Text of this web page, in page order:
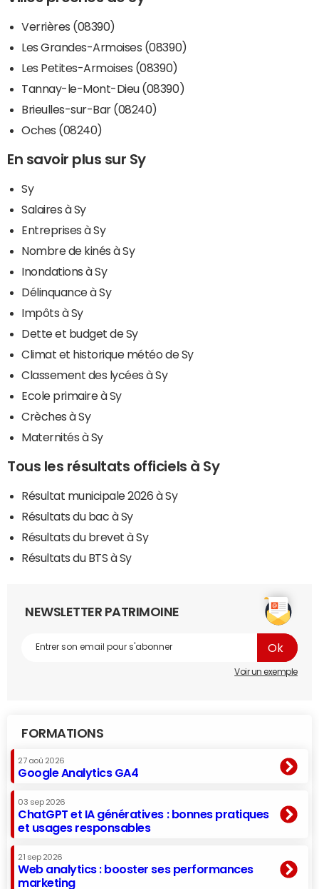
Verrières (08390)
Les Grandes-Armoises (08390)
Les Petites-Armoises (08390)
Tannay-le-Mont-Dieu (08390)
Brieulles-sur-Bar (08240)
Oches (08240)
En savoir plus sur Sy
Sy
Salaires à Sy
Entreprises à Sy
Nombre de kinés à Sy
Inondations à Sy
Délinquance à Sy
Impôts à Sy
Dette et budget de Sy
Climat et historique météo de Sy
Classement des lycées à Sy
Ecole primaire à Sy
Crèches à Sy
Maternités à Sy
Tous les résultats officiels à Sy
Résultat municipale 2026 à Sy
Résultats du bac à Sy
Résultats du brevet à Sy
Résultats du BTS à Sy
NEWSLETTER PATRIMOINE
Voir un exemple
FORMATIONS
27 aoû 2026
Google Analytics GA4
03 sep 2026
ChatGPT et IA génératives : bonnes pratiques
et usages responsables
21 sep 2026
Web analytics : booster ses performances
marketing